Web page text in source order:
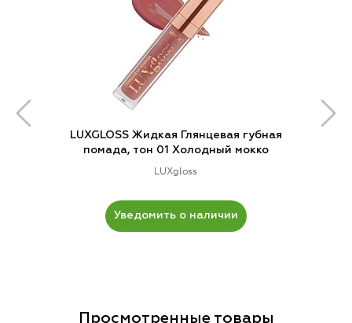
LUXGLOSS Жидкая Глянцевая губная
помада, тон 01 Холодный мокко
LUXgloss
Уведомить о наличии
Просмотренные товары